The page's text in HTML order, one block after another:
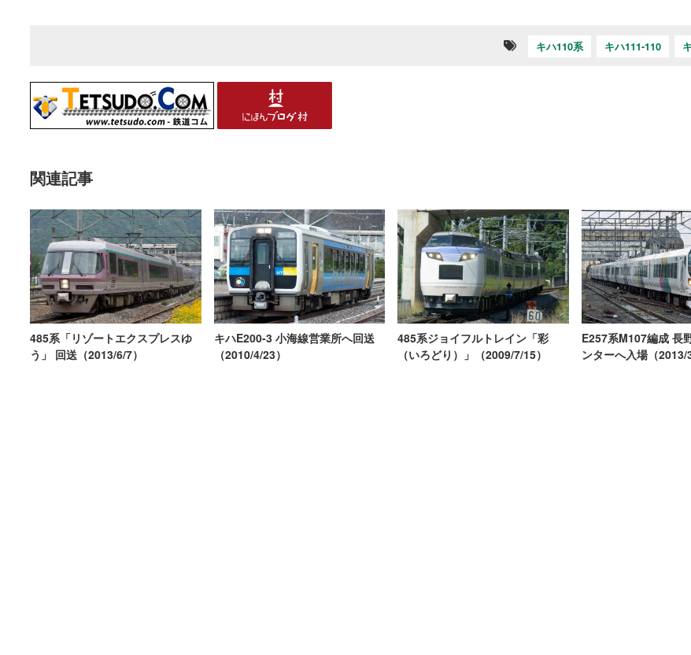
キハ110系 キハ111-110
関連記事
485系「リゾートエクスプレスゆ
う」 回送（2013/6/7）
キハE200-3 小海線営業所へ回送
（2010/4/23）
485系ジョイフルトレイン「彩
（いろどり）」（2009/7/15）
E257系M107編成 長
ンターへ入場（2013/